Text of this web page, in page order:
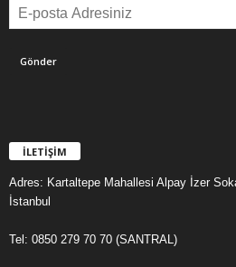
İLETİŞİM
Adres: Kartaltepe Mahallesi Alpay İzer
İstanbul
Tel: 0850 279 70 70 (SANTRAL)